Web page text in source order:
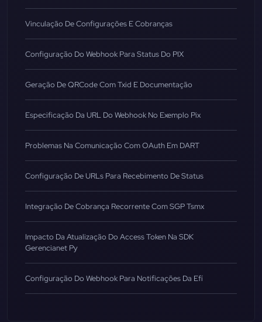
Vinculação De Configurações E Cobranças
Configuração Do Webhook Para Status Do PIX
Geração De QRCode Com Txid E Documentação
Especificação Da URL Do Webhook No Exemplo Pix
Problemas Na Comunicação Com OAuth Em DART
Configuração De URLs Para Recebimento De Status
Integração De Cobrança Recorrente Com SGP Tsmx
Impacto Da Atualização Do Access Token Na SDK
Gerencianet Py
Configuração Do Webhook Para Notificações Da Efí